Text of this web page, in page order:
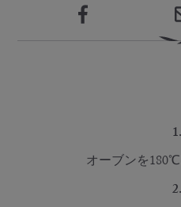
1.
オーブンを
2.